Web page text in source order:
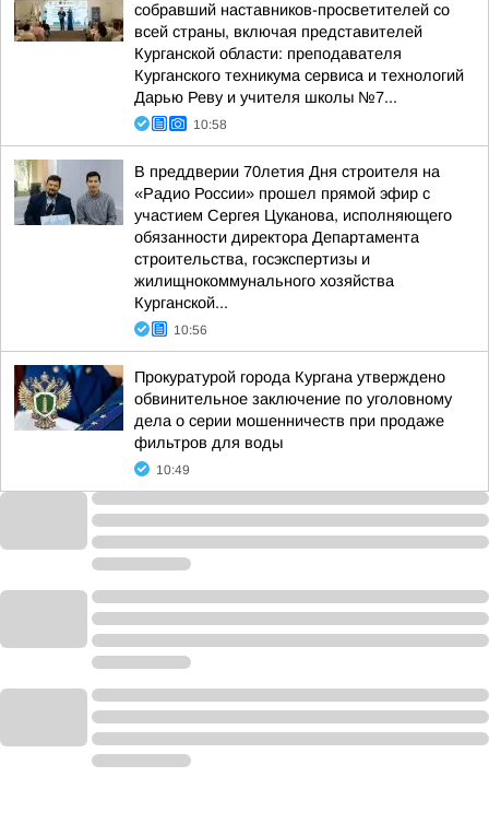
собравший наставников-просветителей со
всей страны, включая представителей
Курганской области: преподавателя
Курганского техникума сервиса и технологий
Дарью Реву и учителя школы №7...
10:58
В преддверии 70летия Дня строителя на
«Радио России» прошел прямой эфир с
участием Сергея Цуканова, исполняющего
обязанности директора Департамента
строительства, госэкспертизы и
жилищнокоммунального хозяйства
Курганской...
10:56
Прокуратурой города Кургана утверждено
обвинительное заключение по уголовному
дела о серии мошенничеств при продаже
фильтров для воды
10:49